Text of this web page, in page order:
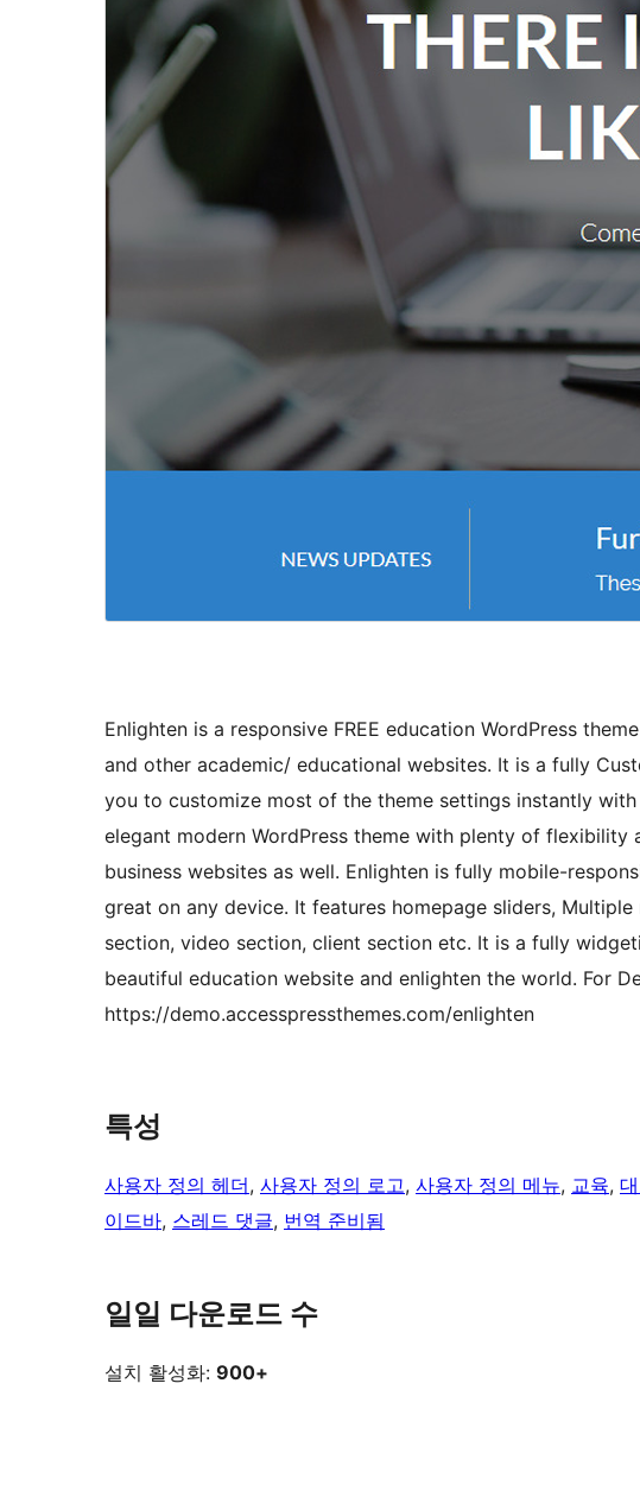
Enlighten is a responsive FREE education WordPress
and other academic/ educational websites. It is a fully
you to customize most of the theme settings instantly
elegant modern WordPress theme with plenty of
business websites as well. Enlighten is fully mobile-
great on any device. It features homepage sliders,
section, video section, client section etc. It is a fully
beautiful education website and enlighten the world. For
https://demo.accesspressthemes.com/enlighten
특성
사용자 정의 헤더, 사용자 정의 로고, 사용자 정의 메뉴, 교육,
이드바, 스레드 댓글, 번역 준비됨
일일 다운로드 수
설치 활성화: 900+